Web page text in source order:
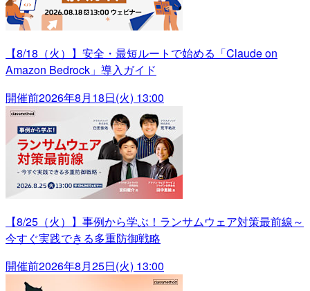
【8/18（火）】安全・最短ルートで始める「Claude on
Amazon Bedrock」導入ガイド
開催前2026年8月18日(火) 13:00
【8/25（火）】事例から学ぶ！ランサムウェア対策最前線～
今すぐ実践できる多重防御戦略
開催前2026年8月25日(火) 13:00